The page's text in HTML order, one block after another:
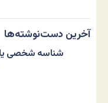
آخرین دست‌نوشته‌ها
شناسه شخصی یا